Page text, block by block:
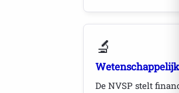
🔬
Wetenschappelijk
De NVSP stelt